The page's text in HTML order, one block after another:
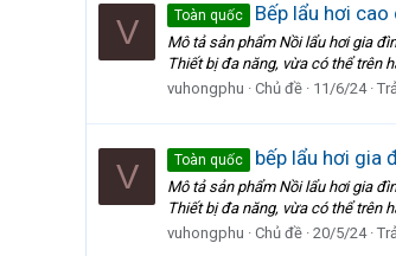
V Toàn quốc Bếp lẩu hơi
Mô tả sản phẩm Nồi lẩu hơi gia
Thiết bị đa năng, vừa có thể trên
vuhongphu
Chủ đề 11/6/24
V Toàn quốc bếp lẩu hơi gia
Mô tả sản phẩm Nồi lẩu hơi gia
Thiết bị đa năng, vừa có thể trên
vuhongphu
Chủ đề 20/5/24